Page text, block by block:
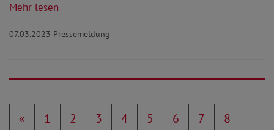
Mehr lesen
07.03.2023 Pressemeldung
« 1 2 3 4 5 6 7
8